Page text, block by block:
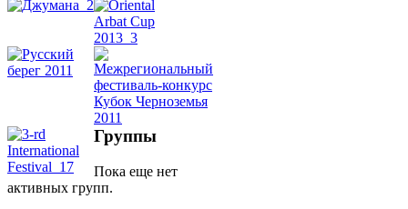
видео
школы
Группы
Пока еще нет
активных групп.